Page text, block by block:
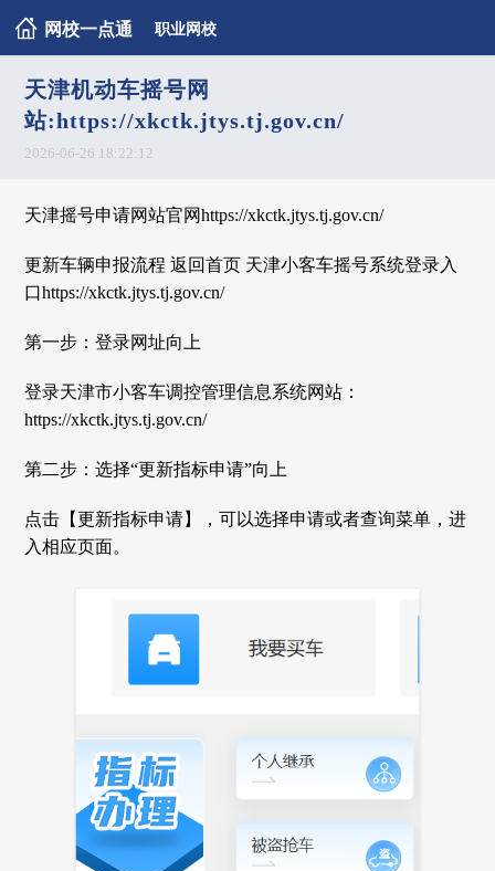
网校一点通 职业网校
天津机动车摇号网
站:https://xkctk.jtys.tj.gov.cn/
2026-06-26 18:22:12
天津摇号申请网站官网https://xkctk.jtys.tj.gov.cn/
更新车辆申报流程 返回首页 天津小客车摇号系统登录入
口https://xkctk.jtys.tj.gov.cn/
第一步：登录网址向上
登录天津市小客车调控管理信息系统网站：
https://xkctk.jtys.tj.gov.cn/
第二步：选择“更新指标申请”向上
点击【更新指标申请】，可以选择申请或者查询菜单，进
入相应页面。